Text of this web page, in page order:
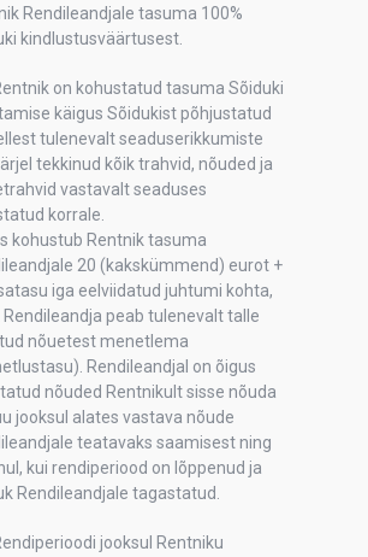
Rendileandjale tasuma 100%
kindlustusväärtusest.
on kohustatud tasuma Sõiduki
käigus Sõidukist põhjustatud
tulenevalt seaduserikkumiste
tekkinud kõik trahvid, nõuded ja
vastavalt seaduses
korrale.
kohustub Rentnik tasuma
20 (kakskümmend) eurot +
iga eelviidatud juhtumi kohta,
peab tulenevalt talle
nõuetest menetlema
Rendileandjal on õigus
nõuded Rentnikult sisse nõuda
jooksul alates vastava nõude
teatavaks saamisest ning
kui rendiperiood on lõppenud ja
Rendileandjale tagastatud.
jooksul Rentniku